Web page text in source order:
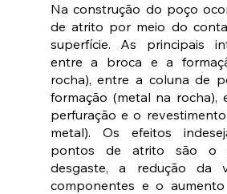
Na construção do poço
de atrito por meio do
superfície. As principais
entre a broca e a
rocha), entre a coluna de
formação (metal na rocha),
perfuração e o
metal). Os efeitos
pontos de atrito são o
desgaste, a redução da
componentes e o